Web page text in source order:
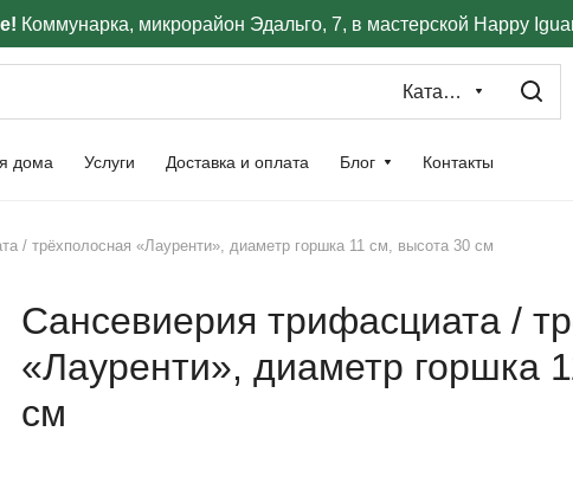
Коммунарка, микрорайон Эдальго, 7, в мастерской Happy
Каталог
дома Услуги Доставка и оплата Блог Контакты
/ трёхполосная «Лауренти», диаметр горшка 11 см, высота 30 см
Сансевиерия трифасциата /
«Лауренти», диаметр горшка
см